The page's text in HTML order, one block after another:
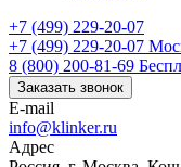
+7 (499) 229-20-07
+7 (499) 229-20-07
8 (800) 200-81-69
Заказать звонок
E-mail
info@klinker.ru
Адрес